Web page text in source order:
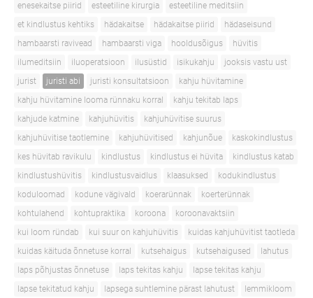
enesekaitse piirid
esteetiline kirurgia
esteetiline meditsiin
et kindlustus kehtiks
hädakaitse hädakaitse piirid
hädaseisund
hambaarsti ravivead
hambaarsti viga hooldusõigus
hüvitis
ilumeditsiin
iluoperatsioon ilusüstid isikukahju
jooksis vastu ust
jurist
juristi abi juristi konsultatsioon
kahju hüvitamine
kahju hüvitamine looma rünnaku korral
kahju tekitab laps
kahjude katmine
kahjuhüvitis
kahjuhüvitise suurus
kahjuhüvitise taotlemine
kahjuhüvitised kahjunõue
kaskokindlustus
kes hüvitab ravikulu
kindlustus kindlustus ei hüvita
kindlustus katab
kindlustushüvitis
kindlustusvaidlus klaasuksed
kodukindlustus
koduloomad
kodune vägivald koerarünnak
koerterünnak
kohtulahend
kohtupraktika koroona
koroonavaktsiin
kui loom ründab
kui suur on kahjuhüvitis
kuidas kahjuhüvitist taotleda
kuidas käituda õnnetuse korral
kutsehaigus kutsehaigused
lahutus
laps põhjustas õnnetuse
laps tekitas kahju
lapse tekitas kahju
lapse tekitatud kahju
lapsega suhtlemine pärast lahutust
lemmikloom